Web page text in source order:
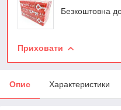
Безкоштовна
Приховати
Опис Характеристики